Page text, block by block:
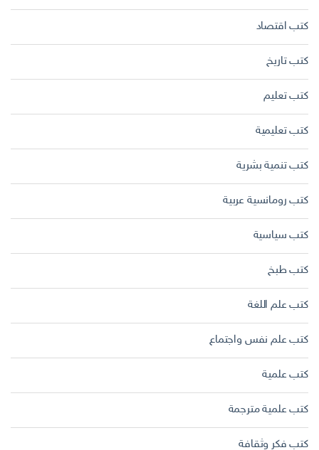
كتب اقتصاد
كتب تاريخ
كتب تعليم
كتب تعليمية
كتب تنمية بشرية
كتب رومانسية عربية
كتب سياسية
كتب طبخ
كتب علم اللغة
كتب علم نفس واجتماع
كتب علمية
كتب علمية مترجمة
كتب فكر وثقافة